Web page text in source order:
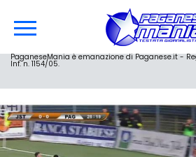
PaganeseMania è emanazione di Paganese.it -
Inf. n. 1154/05.